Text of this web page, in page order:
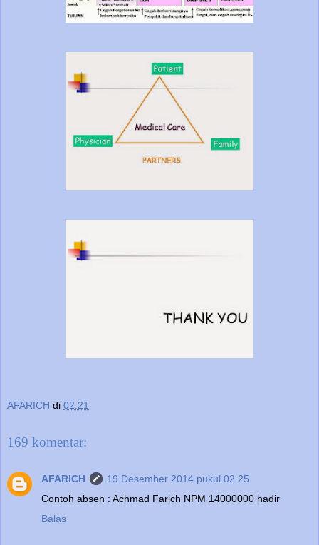
AFARICH di 02.21
169 komentar:
AFARICH
19 Desember 2014 pukul 02.25
Contoh absen : Achmad Farich NPM 14000000 hadir
Balas